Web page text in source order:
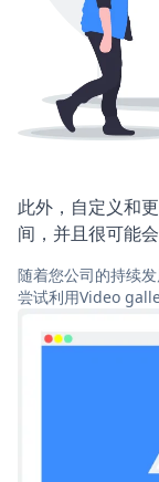
此外，自定义和
间，并且很可能
随着您公司的持续
尝试利用Video